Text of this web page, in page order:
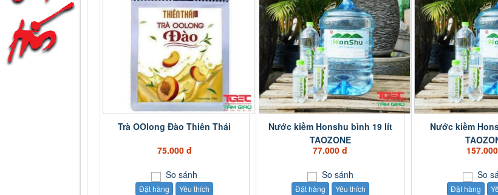
Trà OOlong Đào Thiên Thái
75.000 đ
So sánh
Đặt hàng Yêu thích
Nước kiềm Honshu bình 19 lít
TAOZONE
77.000 đ
So sánh
Đặt hàng Yêu thích
Nước kiềm
So
Đặt hàng